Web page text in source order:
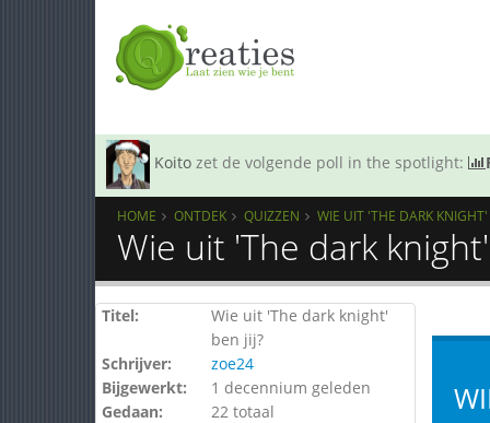
Koito zet de volgende poll in the spotlight:
HOME ONTDEK QUIZZEN WIE UIT 'THE DARK KNIGHT'
Wie uit 'The dark
Titel:
Wie uit 'The dark knight'
ben jij?
Schrijver:
zoe24
Bijgewerkt:
1 decennium geleden
Gedaan:
22 totaal